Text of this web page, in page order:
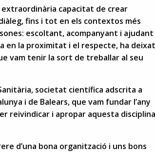
capacitat de crear
fins i tot en els contextos més
escoltant, acompanyant i ajudant
en la proximitat i el respecte, ha deixat
vam tenir la sort de treballar al seu
societat científica adscrita a
i de Balears, que vam fundar l’any
reivindicar i apropar aquesta
d’una bona organització i uns bons